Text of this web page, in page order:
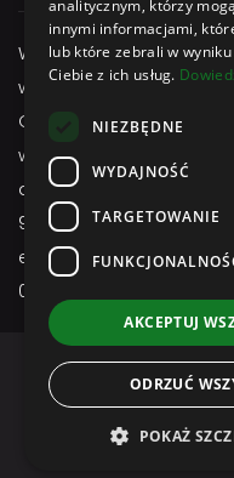
Właścicielem serwisu
w Centralnej Ewidencji i
Gospodarczej,
wykonywania
adres do doręczeń: ul.
9691657255, REGON:
elektronicznej:
064
REGULAMIN
analitycznym, którzy
innymi informacjami,
lub które zebrali w
Ciebie z ich usług.
NIEZBĘDNE
WYDAJNOŚĆ
TARGETOWANIE
AKCEPTUJ
ODRZUĆ
POKAŻ